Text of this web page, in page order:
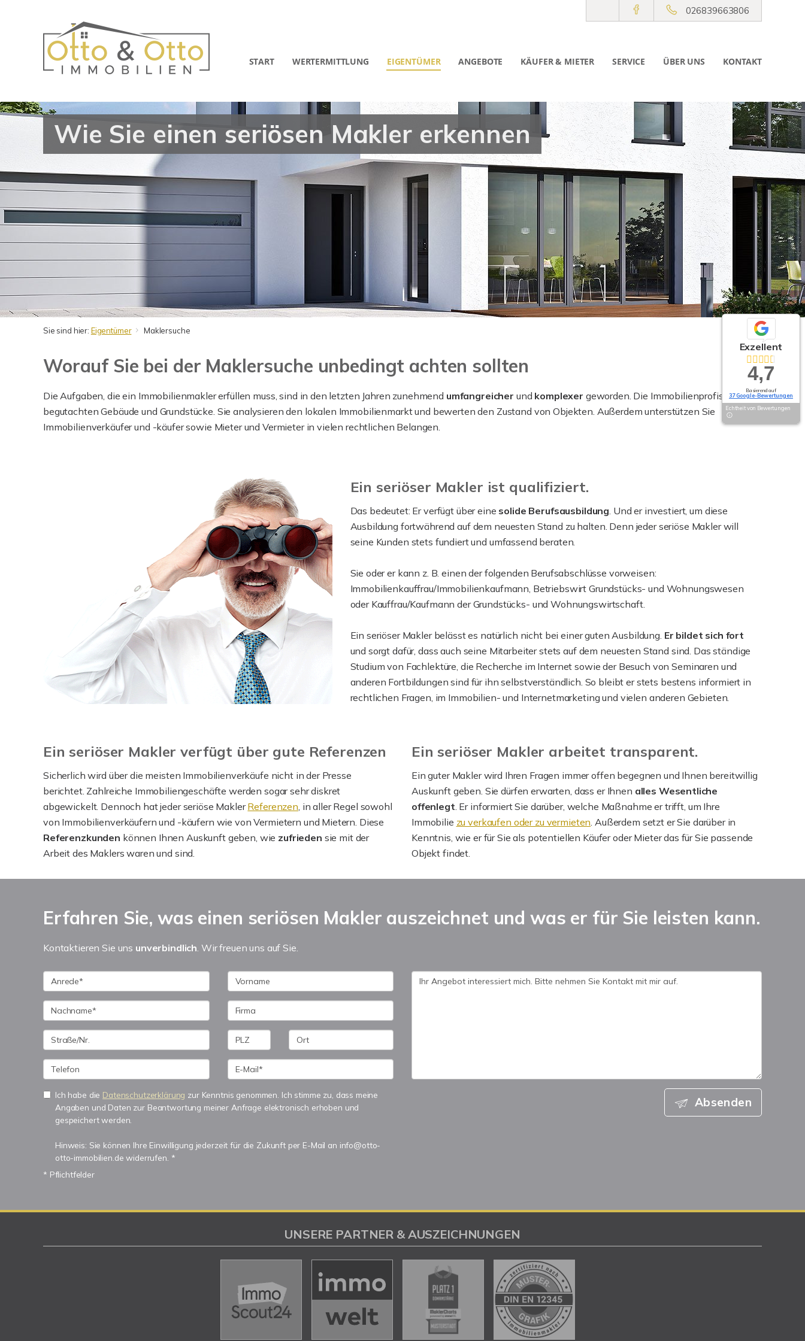
026839663806
START WERTERMITTLUNG EIGENTÜMER ANGEBOTE KÄUFER & MIETER SERVICE ÜBER UNS KONTAKT
Wie Sie einen seriösen Makler erkennen
Sie sind hier: Eigentümer Maklersuche
Worauf Sie bei der Maklersuche unbedingt achten sollten
Die Aufgaben, die ein Immobilienmakler erfüllen muss, sind in den letzten Jahren zunehmend umfangreicher und komplexer geworden. Die Immobilienprofis
begutachten Gebäude und Grundstücke. Sie analysieren den lokalen Immobilienmarkt und bewerten den Zustand von Objekten. Außerdem unterstützen Sie
Immobilienverkäufer und -käufer sowie Mieter und Vermieter in vielen rechtlichen Belangen.
Ein seriöser Makler ist qualifiziert.
Das bedeutet: Er verfügt über eine solide Berufsausbildung. Und er investiert, um diese
Ausbildung fortwährend auf dem neuesten Stand zu halten. Denn jeder seriöse Makler will
seine Kunden stets fundiert und umfassend beraten.
Sie oder er kann z. B. einen der folgenden Berufsabschlüsse vorweisen:
Immobilienkauffrau/Immobilienkaufmann, Betriebswirt Grundstücks- und Wohnungswesen
oder Kauffrau/Kaufmann der Grundstücks- und Wohnungswirtschaft.
Ein seriöser Makler belässt es natürlich nicht bei einer guten Ausbildung. Er bildet sich fort
und sorgt dafür, dass auch seine Mitarbeiter stets auf dem neuesten Stand sind. Das ständige
Studium von Fachlektüre, die Recherche im Internet sowie der Besuch von Seminaren und
anderen Fortbildungen sind für ihn selbstverständlich. So bleibt er stets bestens informiert in
rechtlichen Fragen, im Immobilien- und Internetmarketing und vielen anderen Gebieten.
Ein seriöser Makler verfügt über gute Referenzen
Sicherlich wird über die meisten Immobilienverkäufe nicht in der Presse
berichtet. Zahlreiche Immobiliengeschäfte werden sogar sehr diskret
abgewickelt. Dennoch hat jeder seriöse MaklerReferenzen, in aller Regel sowohl
von Immobilienverkäufern und -käufern wie von Vermietern und Mietern. Diese
Referenzkunden können Ihnen Auskunft geben, wie zufrieden sie mit der
Arbeit des Maklers waren und sind.
Ein seriöser Makler arbeitet transparent.
Ein guter Makler wird Ihren Fragen immer offen begegnen und Ihnen bereitwillig
Auskunft geben. Sie dürfen erwarten, dass er Ihnen alles Wesentliche
offenlegt. Er informiert Sie darüber, welche Maßnahme er trifft, um Ihre
Immobilie zu verkaufen oder zu vermieten. Außerdem setzt er Sie darüber in
Kenntnis, wie er für Sie als potentiellen Käufer oder Mieter das für Sie passende
Objekt findet.
Erfahren Sie, was einen seriösen Makler auszeichnet und was er für Sie leisten kann.
Kontaktieren Sie uns unverbindlich. Wir freuen uns auf Sie.
Ich habe die Datenschutzerklärung zur Kenntnis genommen. Ich stimme zu, dass meine
Angaben und Daten zur Beantwortung meiner Anfrage elektronisch erhoben und
gespeichert werden.
Hinweis: Sie können Ihre Einwilligung jederzeit für die Zukunft per E-Mail an info@otto-
otto-immobilien.de widerrufen. *
* Pflichtfelder
Absenden
Exzellent
4,7
Basierend auf
37 Google-Bewertungen
Echtheit von Bewertungen
UNSERE PARTNER & AUSZEICHNUNGEN